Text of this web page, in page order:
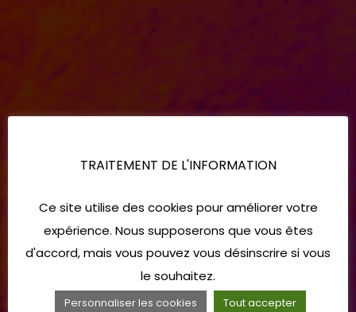
TRAITEMENT DE L'INFORMATION
Ce site utilise des cookies pour améliorer votre
expérience. Nous supposerons que vous êtes
d'accord, mais vous pouvez vous désinscrire si vous
le souhaitez.
Personnaliser les cookies Tout accepter